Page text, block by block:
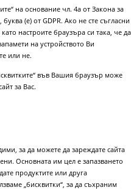
на основание чл. 4а от Закона за
(е) от GDPR. Ако не сте съгласни
настроите браузъра си така, че да
на устройството Ви
или не.
във Вашия браузър може
за Вас.
за да можете да зареждате сайта
Основната им цел е запазването
продуктите или друга
„бисквитки“, за да съхраним